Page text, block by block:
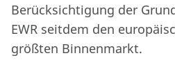
Berücksichtigung der
EWR seitdem den
größten Binnenmarkt.